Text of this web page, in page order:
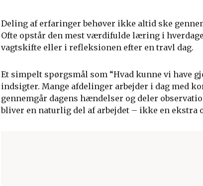
Deling af erfaringer behøver ikke altid ske
Ofte opstår den mest værdifulde læring i
vagtskifte eller i refleksionen efter en travl dag.
Et simpelt spørgsmål som “Hvad kunne vi have
indsigter. Mange afdelinger arbejder i dag med
gennemgår dagens hændelser og deler
bliver en naturlig del af arbejdet – ikke en ekstra